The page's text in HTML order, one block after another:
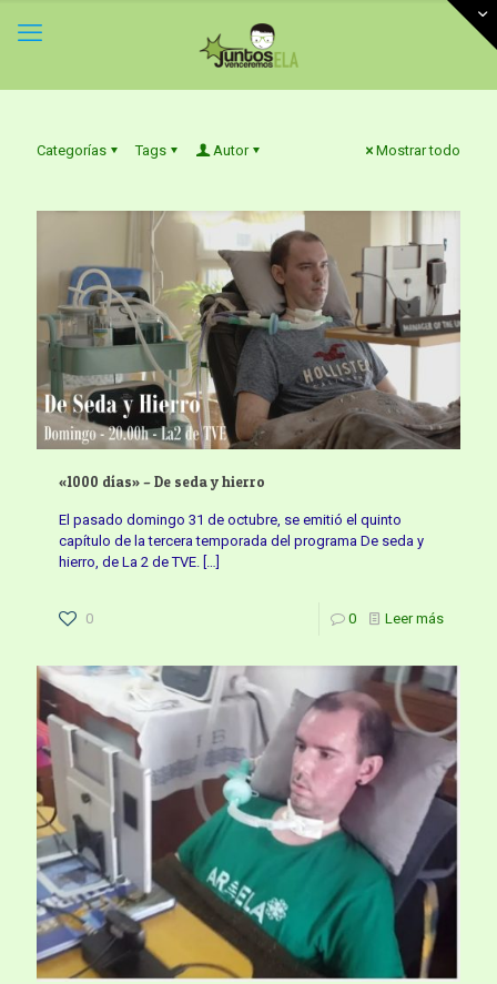
Categorías Tags Autor Mostrar todo
«1000 días» – De seda y hierro
El pasado domingo 31 de octubre, se emitió el quinto
capítulo de la tercera temporada del programa De seda y
hierro, de La 2 de TVE.
0 0 Leer más